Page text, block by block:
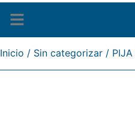
Inicio / Sin categorizar / PIJA